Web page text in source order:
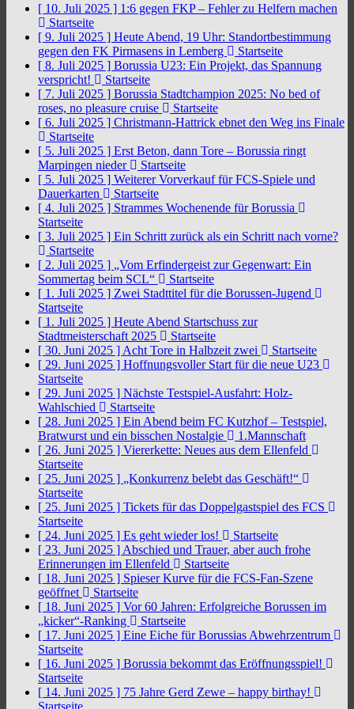
[ 10. Juli 2025 ] 1:6 gegen FKP – Fehler zu Helfern machen
Startseite
[ 9. Juli 2025 ] Heute Abend, 19 Uhr: Standortbestimmung
gegen den FK Pirmasens in Lemberg
Startseite
[ 8. Juli 2025 ] Borussia U23: Ein Projekt, das Spannung
verspricht!
Startseite
[ 7. Juli 2025 ] Borussia Stadtchampion 2025: No bed of
roses, no pleasure cruise
Startseite
[ 6. Juli 2025 ] Christmann-Hattrick ebnet den Weg ins Finale
Startseite
[ 5. Juli 2025 ] Erst Beton, dann Tore – Borussia ringt
Marpingen nieder
Startseite
[ 5. Juli 2025 ] Weiterer Vorverkauf für FCS-Spiele und
Dauerkarten
Startseite
[ 4. Juli 2025 ] Strammes Wochenende für Borussia
Startseite
[ 3. Juli 2025 ] Ein Schritt zurück als ein Schritt nach vorne?
Startseite
[ 2. Juli 2025 ] „Vom Erfindergeist zur Gegenwart: Ein
Sommertag beim SCL“
Startseite
[ 1. Juli 2025 ] Zwei Stadttitel für die Borussen-Jugend
Startseite
[ 1. Juli 2025 ] Heute Abend Startschuss zur
Stadtmeisterschaft 2025
Startseite
[ 30. Juni 2025 ] Acht Tore in Halbzeit zwei
Startseite
[ 29. Juni 2025 ] Hoffnungsvoller Start für die neue U23
Startseite
[ 29. Juni 2025 ] Nächste Testspiel-Ausfahrt: Holz-
Wahlschied
Startseite
[ 28. Juni 2025 ] Ein Abend beim FC Kutzhof – Testspiel,
Bratwurst und ein bisschen Nostalgie
1.Mannschaft
[ 26. Juni 2025 ] Viererkette: Neues aus dem Ellenfeld
Startseite
[ 25. Juni 2025 ] „Konkurrenz belebt das Geschäft!“
Startseite
[ 25. Juni 2025 ] Tickets für das Doppelgastspiel des FCS
Startseite
[ 24. Juni 2025 ] Es geht wieder los!
Startseite
[ 23. Juni 2025 ] Abschied und Trauer, aber auch frohe
Erinnerungen im Ellenfeld
Startseite
[ 18. Juni 2025 ] Spieser Kurve für die FCS-Fan-Szene
geöffnet
Startseite
[ 18. Juni 2025 ] Vor 60 Jahren: Erfolgreiche Borussen im
„kicker“-Ranking
Startseite
[ 17. Juni 2025 ] Eine Eiche für Borussias Abwehrzentrum
Startseite
[ 16. Juni 2025 ] Borussia bekommt das Eröffnungsspiel!
Startseite
[ 14. Juni 2025 ] 75 Jahre Gerd Zewe – happy birthay!
Startseite